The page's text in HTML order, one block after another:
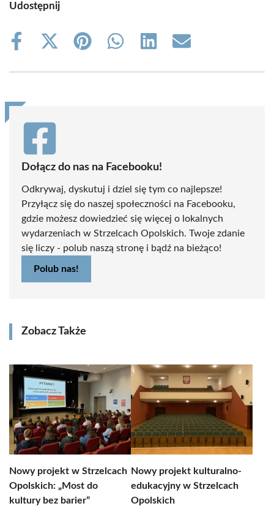
Udostępnij
Share
Share
(Twitter)
Share
Share
Share
Share
Dołącz do nas na Facebooku!
Odkrywaj, dyskutuj i dziel się tym co najlepsze!
Przyłącz się do naszej społeczności na Facebooku,
gdzie możesz dowiedzieć się więcej o lokalnych
wydarzeniach w Strzelcach Opolskich. Twoje zdanie
się liczy - polub naszą stronę i bądź na bieżąco!
Polub nas!
Zobacz Także
Nowy projekt w Strzelcach
Opolskich: „Most do
kultury bez barier”
Nowy projekt kulturalno-
edukacyjny w Strzelcach
Opolskich